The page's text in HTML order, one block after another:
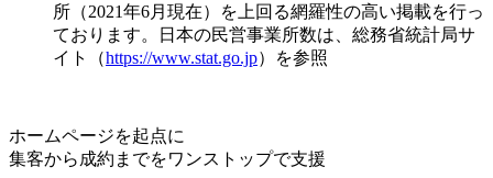
所（2021年6月現在）を上回る網羅性の高い掲載を行っ
ております。日本の民営事業所数は、総務省統計局サ
イト（https://www.stat.go.jp）を参照
ホームページを起点に
集客から成約までをワンストップで支援